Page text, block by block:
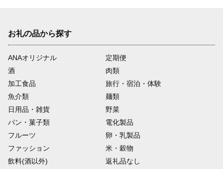
お礼の品から探す
ANAオリジナル
定期便
酒
肉類
加工食品
旅行・宿泊・体験
魚介類
麺類
日用品・雑貨
野菜
パン・菓子類
電化製品
フルーツ
卵・乳製品
ファッション
米・穀物
飲料(酒以外)
返礼品なし